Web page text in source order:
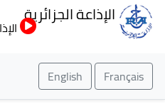
إلى
الإذاعة الجزائرية
Français
English